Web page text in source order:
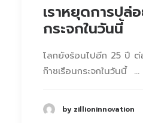
เราหยุดการปล่
กระจกในวันนี้
โลกยังร้อนไปอีก 25 ปี ต่
ก๊าซเรือนกระจกในวันนี้ …
by zillioninnovation